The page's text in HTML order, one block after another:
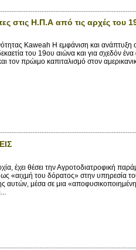
στις Η.Π.Α από τις αρχές
Kaweah Η εμφάνιση και ανάπτυξη
του 19ου αιώνα και για σχεδόν
τον πρώιμο καπιταλισμό στον
έχει θέσει την Αγροτοδιατροφική
«αιχμή του δόρατος» στην υπηρεσία
αυτών, μέσα σε μια